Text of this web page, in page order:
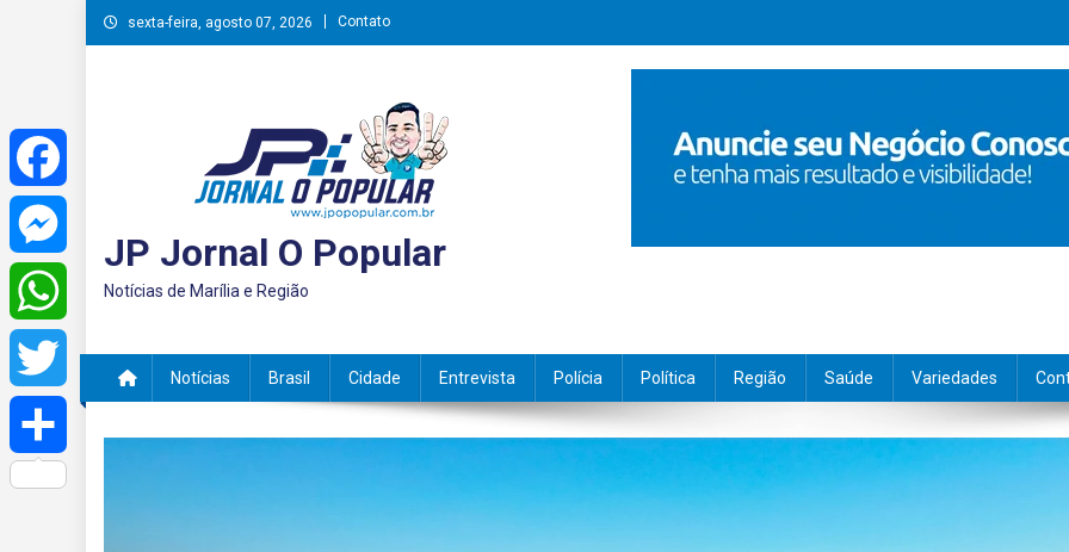
Skip
to
sexta-feira, agosto 07, 2026 Contato
JP Jornal O Popular
Notícias de Marília e Região
Notícias Brasil Cidade Entrevista Polícia Política Região Saúde Variedades
Facebook
Messenger
WhatsApp
Twitter
Share